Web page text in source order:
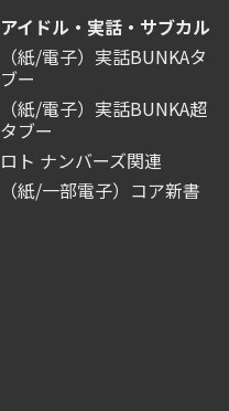
アイドル・実話・サブカル
（紙/電子）実話BUNKAタ
ブー
（紙/電子）実話BUNKA超
タブー
ロト ナンバーズ関連
（紙/一部電子）コア新書